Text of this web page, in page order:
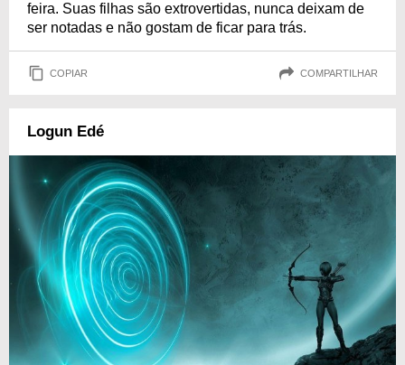
feira. Suas filhas são extrovertidas, nunca deixam de
ser notadas e não gostam de ficar para trás.
COPIAR COMPARTILHAR
Logun Edé